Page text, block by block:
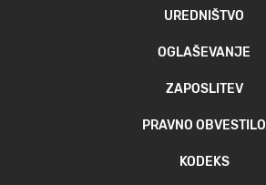
UREDNIŠTVO
OGLAŠEVANJE
ZAPOSLITEV
PRAVNO OBVESTILO
KODEKS